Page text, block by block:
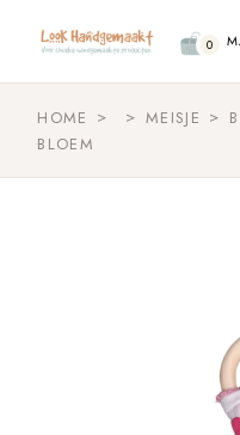
content
0
HOME MEISJE
BLOEM